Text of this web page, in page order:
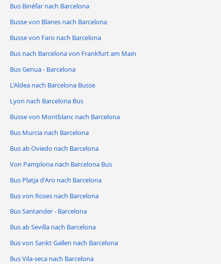
Bus Binéfar nach Barcelona
Busse von Blanes nach Barcelona
Busse von Faro nach Barcelona
Bus nach Barcelona von Frankfurt am Main
Bus Genua - Barcelona
L'Aldea nach Barcelona Busse
Lyon nach Barcelona Bus
Busse von Montblanc nach Barcelona
Bus Murcia nach Barcelona
Bus ab Oviedo nach Barcelona
Von Pamplona nach Barcelona Bus
Bus Platja d'Aro nach Barcelona
Bus von Roses nach Barcelona
Bus Santander - Barcelona
Bus ab Sevilla nach Barcelona
Bus von Sankt Gallen nach Barcelona
Bus Vila-seca nach Barcelona